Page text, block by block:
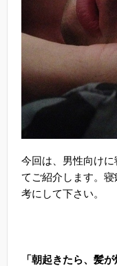
今回は、男性向け
てご紹介します。
考にして下さい。
「朝起きたら、髪